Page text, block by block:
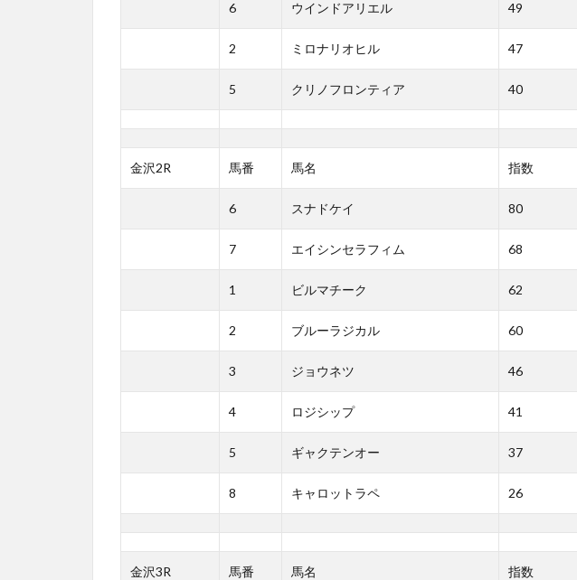
6 ウインドアリエル 49
2 ミロナリオヒル 47
5 クリノフロンティア 40
金沢2R 馬番 馬名 指数
6 スナドケイ 80
7 エイシンセラフィム 68
1 ビルマチーク 62
2 ブルーラジカル 60
3 ジョウネツ 46
4 ロジシップ 41
5 ギャクテンオー 37
8 キャロットラペ 26
金沢3R 馬番 馬名 指数